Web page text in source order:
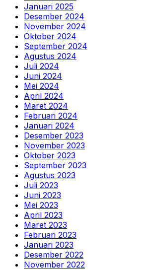
Januari 2025
Desember 2024
November 2024
Oktober 2024
September 2024
Agustus 2024
Juli 2024
Juni 2024
Mei 2024
April 2024
Maret 2024
Februari 2024
Januari 2024
Desember 2023
November 2023
Oktober 2023
September 2023
Agustus 2023
Juli 2023
Juni 2023
Mei 2023
April 2023
Maret 2023
Februari 2023
Januari 2023
Desember 2022
November 2022